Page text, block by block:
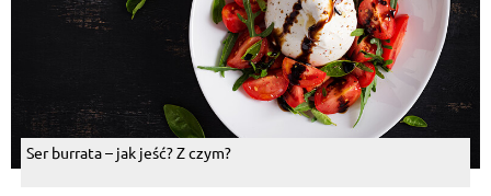
Ser burrata – jak jeść? Z czym?